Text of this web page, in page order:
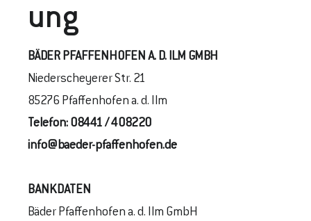
Ung
BÄDER PFAFFENHOFEN A. D. ILM GMBH
Niederscheyerer Str. 21
85276 Pfaffenhofen a. d. Ilm
Telefon: 08441 / 408220
info@baeder-pfaffenhofen.de
BANKDATEN
Bäder Pfaffenhofen a. d. Ilm GmbH